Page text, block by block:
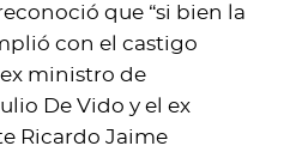
que “si bien la
con el castigo
ministro de
De Vido y el ex
Ricardo Jaime